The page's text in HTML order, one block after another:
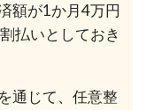
額が1か月4万円
払いとしておき
通じて、任意整